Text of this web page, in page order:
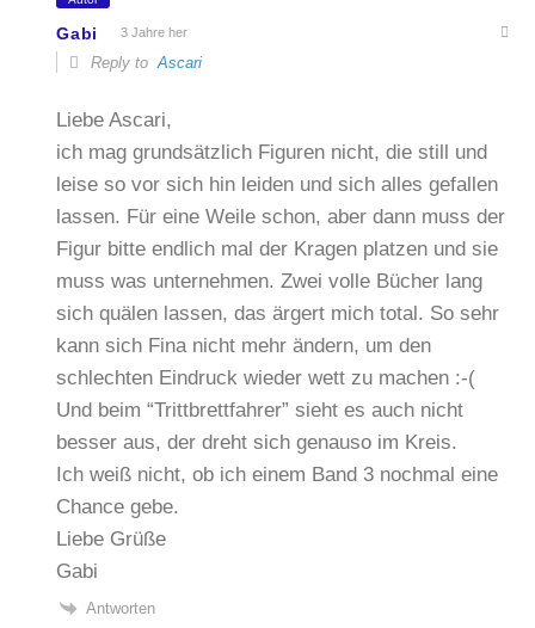
Gabi 3 Jahre her
Reply toAscari
Liebe Ascari,
ich mag grundsätzlich Figuren nicht, die still und
leise so vor sich hin leiden und sich alles gefallen
lassen. Für eine Weile schon, aber dann muss der
Figur bitte endlich mal der Kragen platzen und sie
muss was unternehmen. Zwei volle Bücher lang
sich quälen lassen, das ärgert mich total. So sehr
kann sich Fina nicht mehr ändern, um den
schlechten Eindruck wieder wett zu machen :-(
Und beim “Trittbrettfahrer” sieht es auch nicht
besser aus, der dreht sich genauso im Kreis.
Ich weiß nicht, ob ich einem Band 3 nochmal eine
Chance gebe.
Liebe Grüße
Gabi
Antworten